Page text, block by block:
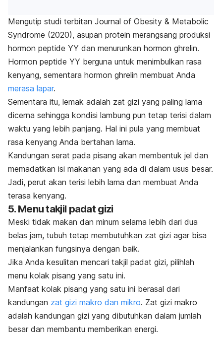
Mengutip studi terbitan Journal of Obesity & Metabolic
Syndrome (2020), asupan protein merangsang produksi
hormon peptide YY dan menurunkan hormon ghrelin.
Hormon peptide YY berguna untuk menimbulkan rasa
kenyang, sementara hormon ghrelin membuat Anda
merasa lapar.
Sementara itu, lemak adalah zat gizi yang paling lama
dicerna sehingga kondisi lambung pun tetap terisi dalam
waktu yang lebih panjang. Hal ini pula yang membuat
rasa kenyang Anda bertahan lama.
Kandungan serat pada pisang akan membentuk jel dan
memadatkan isi makanan yang ada di dalam usus besar.
Jadi, perut akan terisi lebih lama dan membuat Anda
terasa kenyang.
5. Menu takjil padat gizi
Meski tidak makan dan minum selama lebih dari dua
belas jam, tubuh tetap membutuhkan zat gizi agar bisa
menjalankan fungsinya dengan baik.
Jika Anda kesulitan mencari takjil padat gizi, pilihlah
menu kolak pisang yang satu ini.
Manfaat kolak pisang yang satu ini berasal dari
kandungan zat gizi makro dan mikro. Zat gizi makro
adalah kandungan gizi yang dibutuhkan dalam jumlah
besar dan membantu memberikan energi.